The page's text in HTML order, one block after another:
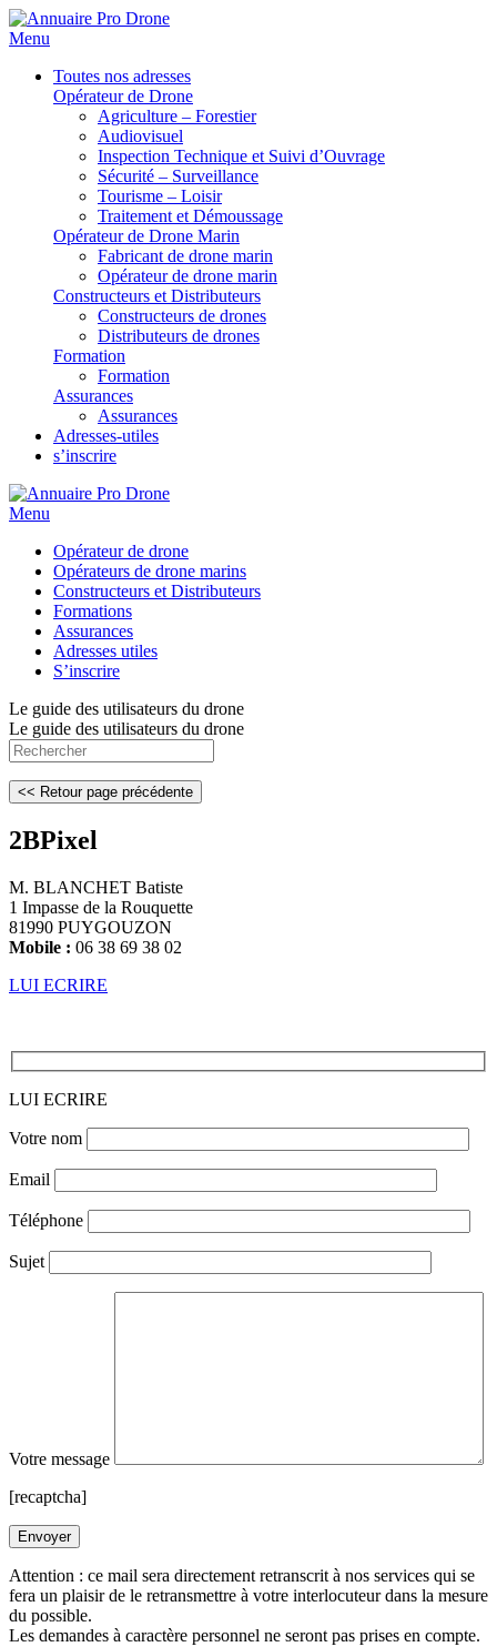
Menu
Toutes nos adresses
Opérateur de Drone
Agriculture – Forestier
Audiovisuel
Inspection Technique et Suivi d’Ouvrage
Sécurité – Surveillance
Tourisme – Loisir
Traitement et Démoussage
Opérateur de Drone Marin
Fabricant de drone marin
Opérateur de drone marin
Constructeurs et Distributeurs
Constructeurs de drones
Distributeurs de drones
Formation
Formation
Assurances
Assurances
Adresses-utiles
s’inscrire
Menu
Opérateur de drone
Opérateurs de drone marins
Constructeurs et Distributeurs
Formations
Assurances
Adresses utiles
S’inscrire
Le guide des utilisateurs du drone
Le guide des utilisateurs du drone
2BPixel
M. BLANCHET Batiste
1 Impasse de la Rouquette
81990 PUYGOUZON
Mobile : 06 38 69 38 02
LUI ECRIRE
LUI ECRIRE
Votre nom
Email
Téléphone
Sujet
Votre message
[recaptcha]
Attention : ce mail sera directement retranscrit à nos services qui se
fera un plaisir de le retransmettre à votre interlocuteur dans la mesure
du possible.
Les demandes à caractère personnel ne seront pas prises en compte.